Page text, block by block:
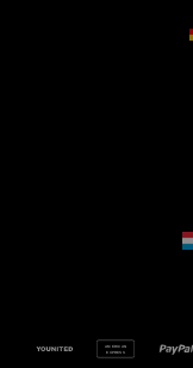
AMERICAN
EXPRESS